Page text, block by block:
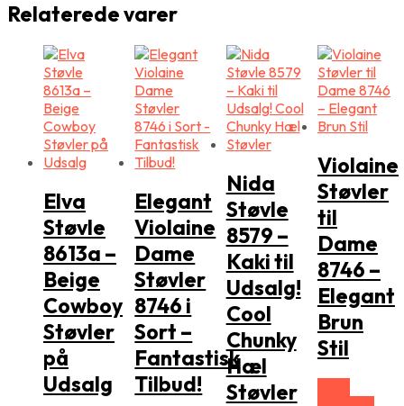
Relaterede varer
Elva
Støvle
8613a –
Beige
Cowboy
Støvler
på
Udsalg
Elegant
Violaine
Dame
Støvler
8746 i
Sort –
Fantastisk
Tilbud!
Nida
Støvle
8579 –
Kaki til
Udsalg!
Cool
Chunky
Hæl
Støvler
Violaine
Støvler
til
Dame
8746 –
Elegant
Brun
Stil